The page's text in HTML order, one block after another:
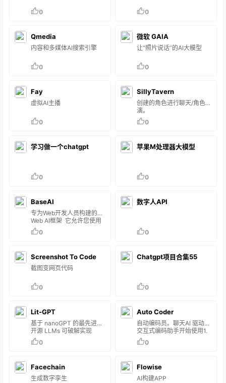
0 0
Qmedia
内容和多媒体AI搜索引擎
0
微软 GAIA
让“照片说话”的AI大模型
0
Fay
虚拟AI主播
0
SillyTavern
创建的角色进行聊天/角色扮
演。
0
学习做一个chatgpt
0
苹果M处理器大模型
0
BaseAI
专为Web开发人员构建的
Web AI框架 它允许您使用
集成的代理工具和内存
(RAG) 在本地机器上开发 AI
一流的本地开发者体验
CLEAN：与现有框架不同，
没有样板代码 可组合：构建
可组合的 AI管道（代理）、
绪，使用命令轻松部署到无
服务器 AI 云np…
0
数字人API
0
Screenshot To Code
截图变网页代码
0
Chatgpt项目合集55
0
Lit-GPT
基于 nanoGPT 的最先进的
开源 LLMs 可破解实现
0
Auto Coder
自动编码员。聊天AI 驱动的
交互式编码助手开始使用1.
安装 Auto-Coderpip install
-U auto-coder2. 开始交互
0
Facechain
生成数字孪生
Flowise
AI构建APP